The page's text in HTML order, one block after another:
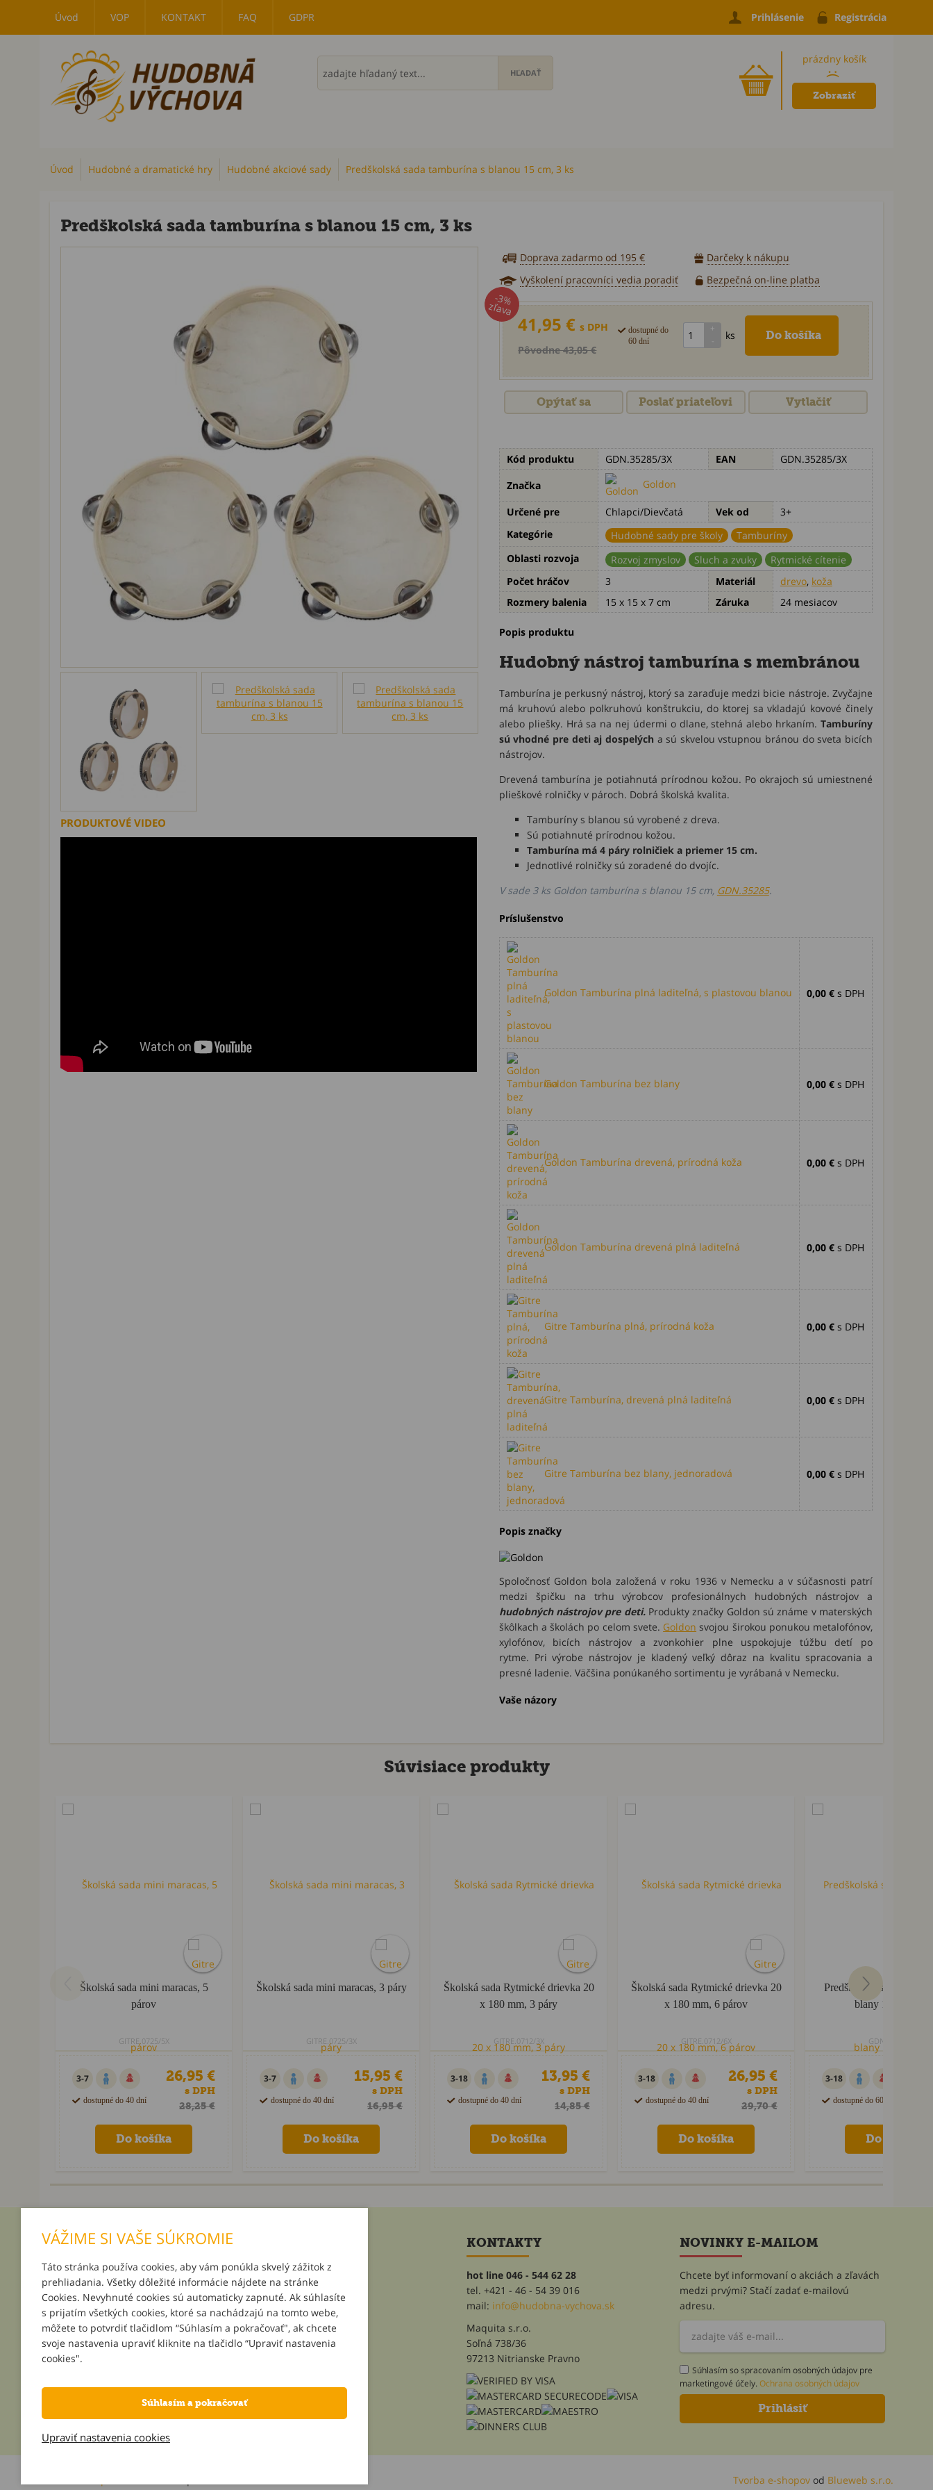
Úvod VOP KONTAKT FAQ GDPR Prihlásenie Registrácia
prázdny košík
:(
Zobraziť
Úvod Hudobné a dramatické hry Hudobné akciové sady Predškolská sada tamburína s blanou 15 cm, 3 ks
Predškolská sada tamburína s blanou 15 cm, 3 ks
PRODUKTOVÉ VIDEO
Doprava zadarmo od 195 €
Darčeky k nákupu
Vyškolení pracovníci vedia poradiť
Bezpečná on-line platba
41,95 €s DPH
Pôvodne 43,05 €
-3%
zľava
dostupné do
60 dní
ks
Opýtať sa Poslať priateľovi Vytlačiť
Kód produktu GDN.35285/3X EAN
GDN.35285/3X
Značka
Goldon
Určené pre Chlapci/Dievčatá Vek od
3+
Kategórie
Hudobné sady pre školy
Tamburíny
Oblasti rozvoja
Rozvoj zmyslov Sluch a zvuky
Rytmické cítenie
Počet hráčov
3 Materiál drevo, koža
Rozmery balenia
15 x 15 x 7 cm Záruka 24 mesiacov
Popis produktu
Hudobný nástroj tamburína s membránou
Tamburína je perkusný nástroj, ktorý sa zaraďuje medzi bicie nástroje. Zvyčajne
má kruhovú alebo polkruhovú konštrukciu, do ktorej sa vkladajú kovové činely
alebo pliešky. Hrá sa na nej údermi o dlane, stehná alebo hrkaním. Tamburíny
sú vhodné pre deti aj dospelých a sú skvelou vstupnou bránou do sveta bicích
nástrojov.
Drevená tamburína je potiahnutá prírodnou kožou. Po okrajoch sú umiestnené
plieškové rolničky v pároch. Dobrá školská kvalita.
Tamburíny s blanou sú vyrobené z dreva.
Sú potiahnuté prírodnou kožou.
Tamburína má 4 páry rolničiek a priemer 15 cm.
Jednotlivé rolničky sú zoradené do dvojíc.
V sade 3 ks Goldon tamburína s blanou 15 cm, GDN.35285.
Príslušenstvo
Goldon Tamburína plná laditeľná, s plastovou blanou 0,00 € s DPH
Goldon Tamburína bez blany 0,00 € s DPH
Goldon Tamburína drevená, prírodná koža 0,00 € s DPH
Goldon Tamburína drevená plná laditeľná 0,00 € s DPH
Gitre Tamburína plná, prírodná koža 0,00 € s DPH
Gitre Tamburína, drevená plná laditeľná 0,00 € s DPH
Gitre Tamburína bez blany, jednoradová 0,00 € s DPH
Popis značky
Spoločnosť Goldon bola založená v roku 1936 v Nemecku a v súčasnosti patrí
medzi špičku na trhu výrobcov profesionálnych hudobných nástrojov a
hudobných nástrojov pre deti.Produkty značky Goldon sú známe v materských
škôlkach a školách po celom svete. Goldon svojou širokou ponukou metalofónov,
xylofónov, bicích nástrojov a zvonkohier plne uspokojuje túžbu detí po
rytme. Pri výrobe nástrojov je kladený veľký dôraz na kvalitu spracovania a
presné ladenie. Väčšina ponúkaného sortimentu je vyrábaná v Nemecku.
Vaše názory
Súvisiace produkty
Školská sada mini maracas, 5
párov
GITRE.0725/5X
3-7
dostupné do 40 dní
26,95 €
s DPH
28,25 €
Školská sada mini maracas, 3 páry
GITRE.0725/3X
3-7
dostupné do 40 dní
15,95 €
s DPH
16,95 €
Školská sada Rytmické drievka 20
x 180 mm, 3 páry
GITRE.0712/3X
3-18
dostupné do 40 dní
13,95 €
s DPH
14,85 €
Školská sada Rytmické drievka 20
x 180 mm, 6 párov
GITRE.0712/6X
3-18
dostupné do 40 dní
26,95 €
s DPH
29,70 €
Predškolská sada
blany 15 cm, 3 ks
GDN.35200/3X
3-18
dostupné do 60 dní
INFORMÁCIE
O nás
Platba a doručenie
Darčeky k objednávkam
Podpor svoju školu
Všeobecné obchodné podmienky
Reklamačné podmienky
Kontakt
Prihlásenie
Registrácia
Zabudnuté heslo
KONTAKTY
hot line 046 - 544 62 28
tel. +421 - 46 - 54 39 016
mail: info@hudobna-vychova.sk
Maquita s.r.o.
Soľná 738/36
97213 Nitrianske Pravno
NOVINKY E-MAILOM
Chcete byť informovaní o akciách a zľavách
medzi prvými? Stačí zadať e-mailovú
adresu.
Súhlasím so spracovaním osobných údajov pre
marketingové účely.Ochrana osobných údajov
Tvorba e-shopov od Blueweb s.r.o.
VÁŽIME SI VAŠE SÚKROMIE
Táto stránka používa cookies, aby vám ponúkla skvelý zážitok z
prehliadania. Všetky dôležité informácie nájdete na stránke
Cookies. Nevyhnuté cookies sú automaticky zapnuté. Ak súhlasíte
s prijatím všetkých cookies, ktoré sa nachádzajú na tomto webe,
môžete to potvrdiť tlačidlom “Súhlasím a pokračovať", ak chcete
svoje nastavenia upraviť kliknite na tlačidlo “Upraviť nastavenia
cookies".
Súhlasím a pokračovať
Upraviť nastavenia cookies